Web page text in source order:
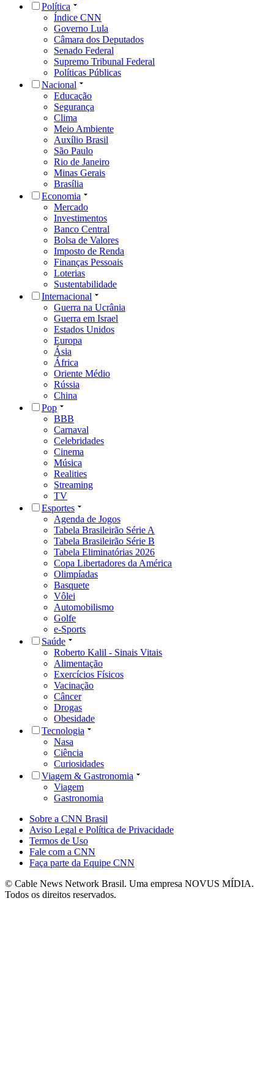
Política
Índice CNN
Governo Lula
Câmara dos Deputados
Senado Federal
Supremo Tribunal Federal
Políticas Públicas
Nacional
Educação
Segurança
Clima
Meio Ambiente
Auxílio Brasil
São Paulo
Rio de Janeiro
Minas Gerais
Brasília
Economia
Mercado
Investimentos
Banco Central
Bolsa de Valores
Imposto de Renda
Finanças Pessoais
Loterias
Sustentabilidade
Internacional
Guerra na Ucrânia
Guerra em Israel
Estados Unidos
Europa
Ásia
África
Oriente Médio
Rússia
China
Pop
BBB
Carnaval
Celebridades
Cinema
Música
Realities
Streaming
TV
Esportes
Agenda de Jogos
Tabela Brasileirão Série A
Tabela Brasileirão Série B
Tabela Eliminatórias 2026
Copa Libertadores da América
Olimpíadas
Basquete
Vôlei
Automobilismo
Golfe
e-Sports
Saúde
Roberto Kalil - Sinais Vitais
Alimentação
Exercícios Físicos
Vacinação
Câncer
Drogas
Obesidade
Tecnologia
Nasa
Ciência
Curiosidades
Viagem & Gastronomia
Viagem
Gastronomia
Sobre a CNN Brasil
Aviso Legal e Política de Privacidade
Termos de Uso
Fale com a CNN
Faça parte da Equipe CNN
© Cable News Network Brasil. Uma empresa NOVUS MÍDIA.
Todos os direitos reservados.